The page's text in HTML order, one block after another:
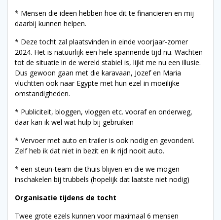
* Mensen die ideen hebben hoe dit te financieren en mij
daarbij kunnen helpen.
* Deze tocht zal plaatsvinden in einde voorjaar-zomer
2024. Het is natuurlijk een hele spannende tijd nu. Wachten
tot de situatie in de wereld stabiel is, lijkt me nu een illusie.
Dus gewoon gaan met die karavaan, Jozef en Maria
vluchtten ook naar Egypte met hun ezel in moeilijke
omstandigheden.
* Publiciteit, bloggen, vloggen etc. vooraf en onderweg,
daar kan ik wel wat hulp bij gebruiken
* Vervoer met auto en trailer is ook nodig en gevonden!.
Zelf heb ik dat niet in bezit en ik rijd nooit auto.
* een steun-team die thuis blijven en die we mogen
inschakelen bij trubbels (hopelijk dat laatste niet nodig)
Organisatie tijdens de tocht
Twee grote ezels kunnen voor maximaal 6 mensen